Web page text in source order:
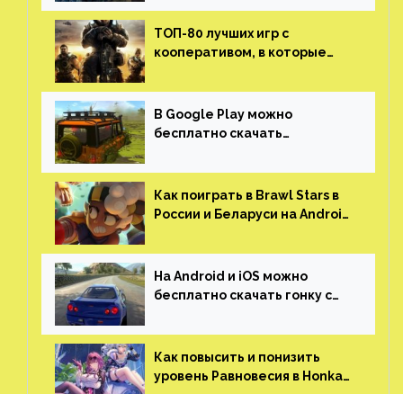
трейлер и скриншоты
ТОП-80 лучших игр с
кооперативом, в которые
(никаких MMO)
В Google Play можно
бесплатно скачать
открытым миром, прокачкой,
гонками и тюнингом машины
Как поиграть в Brawl Stars в
России и Беларуси на Android
На Android и iOS можно
бесплатно скачать гонку с
который больше, чем в
Skyrim и GTA: San Andreas
Как повысить и понизить
уровень Равновесия в Honkai: